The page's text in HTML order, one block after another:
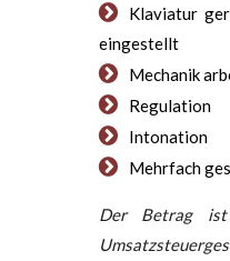
Klaviatur
eingestellt
Mechanik
Regulation
Intonation
Mehrfach
Der Betrag